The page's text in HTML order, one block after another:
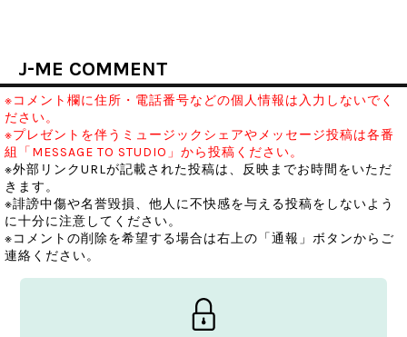
J-ME COMMENT
※コメント欄に住所・電話番号などの個人情報は入力しないでく
ださい。
※プレゼントを伴うミュージックシェアやメッセージ投稿は各番
組「MESSAGE TO STUDIO」から投稿ください。
※外部リンクURLが記載された投稿は、反映までお時間をいただ
きます。
※誹謗中傷や名誉毀損、他人に不快感を与える投稿をしないよう
に十分に注意してください。
※コメントの削除を希望する場合は右上の「通報」ボタンからご
連絡ください。